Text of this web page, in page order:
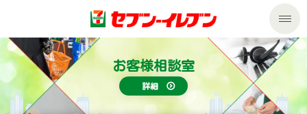
私たちの取組み
商品のご案内
お客様相談室
詳細